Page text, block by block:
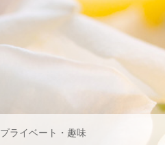
プライベート・趣味